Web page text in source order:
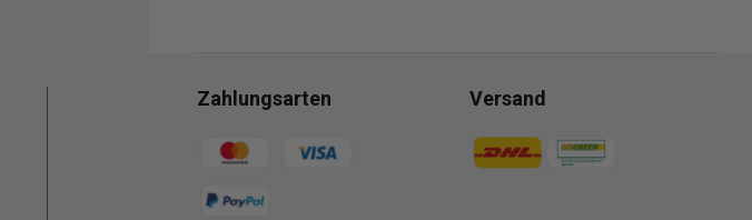
Zahlungsarten
Zahlungsmethoden
Versand
Zahlungsmethoden